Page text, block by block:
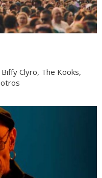
Clyro, The Kooks,